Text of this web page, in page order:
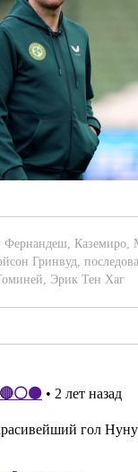
Фернандеш Каземиро
Гринвуд
Эрик Тен Хаг